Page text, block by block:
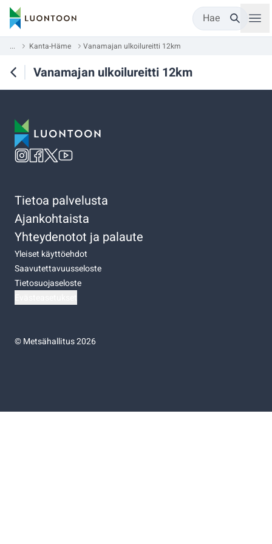
Hae
... Kanta-Häme Vanamajan ulkoilureitti 12km
Vanamajan ulkoilureitti 12km
Tietoa palvelusta
Ajankohtaista
Yhteydenotot ja palaute
Yleiset käyttöehdot
Saavutettavuusseloste
Tietosuojaseloste
©Metsähallitus 2026